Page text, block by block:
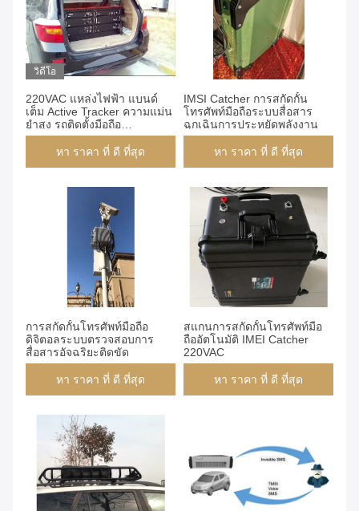
วิดีโอ
220VAC แหล่งไฟฟ้า แบนด์
เต็ม Active Tracker ความแม่น
ยําสูง รถติดตั้งมือถือ
Interceptor
หา ราคา ที่ ดี ที่สุด
IMSI Catcher การสกัดกั้น
โทรศัพท์มือถือระบบสื่อสาร
ฉุกเฉินการประหยัดพลังงาน
หา ราคา ที่ ดี ที่สุด
การสกัดกั้นโทรศัพท์มือถือ
ดิจิตอลระบบตรวจสอบการ
สื่อสารอัจฉริยะติดขัด
หา ราคา ที่ ดี ที่สุด
สแกนการสกัดกั้นโทรศัพท์มือ
ถืออัตโนมัติ IMEI Catcher
220VAC
หา ราคา ที่ ดี ที่สุด